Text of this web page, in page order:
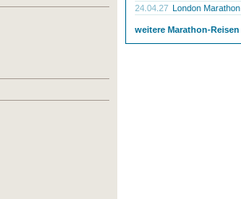
24.04.27 London Marathon
weitere Marathon-Reisen